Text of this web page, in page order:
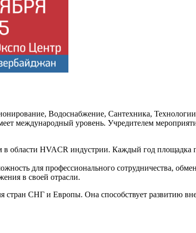
Водоснабжение, Сантехника,
международный уровень. Учредителем
области HVACR индустрии. Каждый год площадка
для профессионального сотрудничества,
в своей отрасли.
стран СНГ и Европы. Она способствует развитию